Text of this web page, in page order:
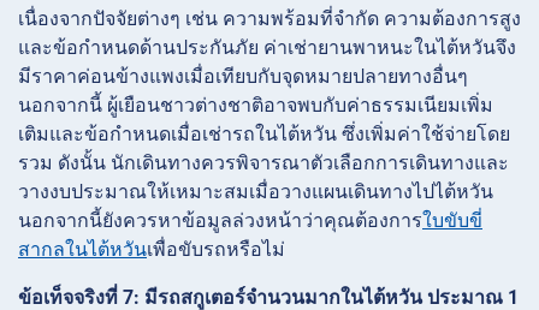
เนื่องจากปัจจัยต่างๆ เช่น ความพร้อมที่จำกัด ความต้องการสูง
และข้อกำหนดด้านประกันภัย ค่าเช่ายานพาหนะในไต้หวันจึง
มีราคาค่อนข้างแพงเมื่อเทียบกับจุดหมายปลายทางอื่นๆ
นอกจากนี้ ผู้เยือนชาวต่างชาติอาจพบกับค่าธรรมเนียมเพิ่ม
เติมและข้อกำหนดเมื่อเช่ารถในไต้หวัน ซึ่งเพิ่มค่าใช้จ่ายโดย
รวม ดังนั้น นักเดินทางควรพิจารณาตัวเลือกการเดินทางและ
วางงบประมาณให้เหมาะสมเมื่อวางแผนเดินทางไปไต้หวัน
นอกจากนี้ยังควรหาข้อมูลล่วงหน้าว่าคุณต้องการใบขับขี่
สากลในไต้หวันเพื่อขับรถหรือไม่
ข้อเท็จจริงที่ 7: มีรถสกูเตอร์จำนวนมากในไต้หวัน ประมาณ 1